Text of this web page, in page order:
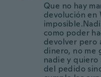
Que no hay
devolución en
como poder
devolver pero
dinero, no me
nadie y
del pedido